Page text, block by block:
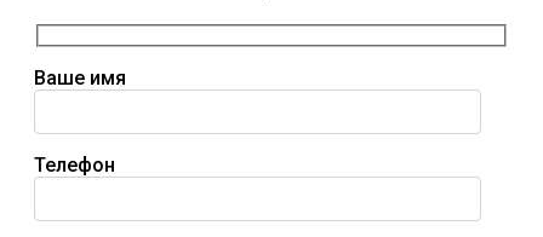
Ваше имя
Телефон